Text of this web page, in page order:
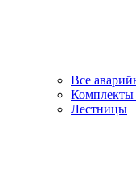
Все
Комплекты
Лестницы